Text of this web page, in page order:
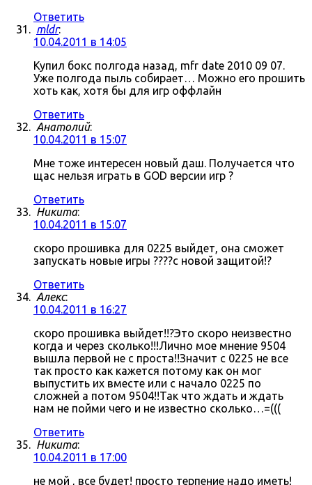
Ответить
mldr:
10.04.2011 в 14:05
Купил бокс полгода назад, mfr date 2010 09 07.
Уже полгода пыль собирает… Можно его прошить
хоть как, хотя бы для игр оффлайн
Ответить
Анатолий:
10.04.2011 в 15:07
Мне тоже интересен новый даш. Получается что
щас нельзя играть в GOD версии игр ?
Ответить
Никита:
10.04.2011 в 15:07
скоро прошивка для 0225 выйдет, она сможет
запускать новые игры ????с новой защитой!?
Ответить
Алекс:
10.04.2011 в 16:27
скоро прошивка выйдет!!?Это скоро неизвестно
когда и через сколько!!!Лично мое мнение 9504
вышла первой не с проста!!Значит с 0225 не все
так просто как кажется потому как он мог
выпустить их вместе или с начало 0225 по
сложней а потом 9504!!Так что ждать и ждать
нам не пойми чего и не известно сколько…=(((
Ответить
Никита:
10.04.2011 в 17:00
не мой , все будет! просто терпение надо иметь!